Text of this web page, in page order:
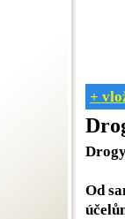
+
Od